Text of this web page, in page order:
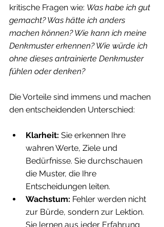
kritische Fragen wie: Was habe ich gut
gemacht? Was hätte ich anders
machen können? Wie kann ich meine
Denkmuster erkennen? Wie würde ich
ohne dieses antrainierte Denkmuster
fühlen oder denken?
Die Vorteile sind immens und machen
den entscheidenden Unterschied:
Klarheit: Sie erkennen Ihre
wahren Werte, Ziele und
Bedürfnisse. Sie durchschauen
die Muster, die Ihre
Entscheidungen leiten.
Wachstum: Fehler werden nicht
zur Bürde, sondern zur Lektion.
Sie lernen aus jeder Erfahrung